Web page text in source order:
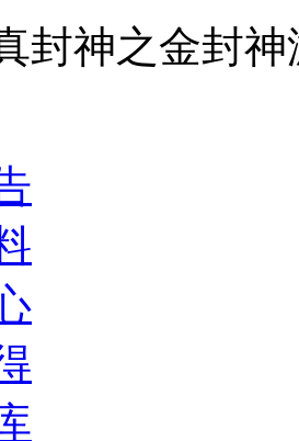
封神之金封